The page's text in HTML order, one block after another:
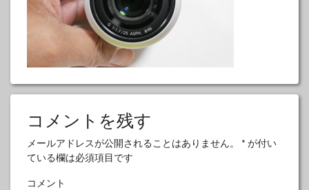
コメントを残す
メールアドレスが公開されることはありません。 * が付い
ている欄は必須項目です
コメント